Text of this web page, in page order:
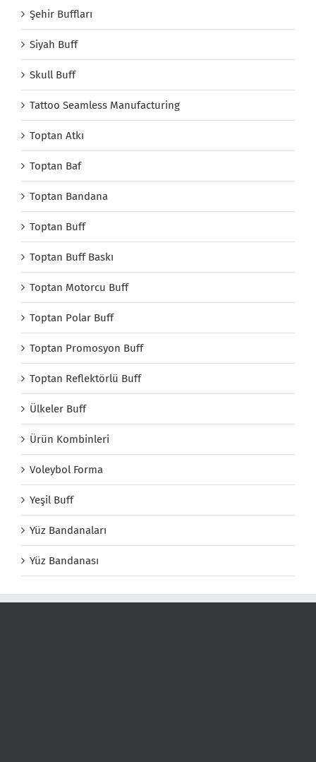
Şehir Buffları
Siyah Buff
Skull Buff
Tattoo Seamless Manufacturing
Toptan Atkı
Toptan Baf
Toptan Bandana
Toptan Buff
Toptan Buff Baskı
Toptan Motorcu Buff
Toptan Polar Buff
Toptan Promosyon Buff
Toptan Reflektörlü Buff
Ülkeler Buff
Ürün Kombinleri
Voleybol Forma
Yeşil Buff
Yüz Bandanaları
Yüz Bandanası